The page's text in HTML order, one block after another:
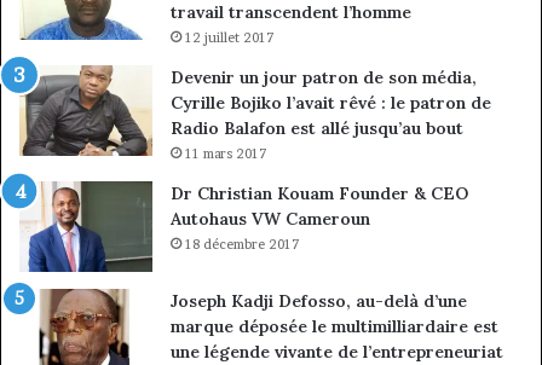
travail transcendent l’homme
12 juillet 2017
Devenir un jour patron de son média,
Cyrille Bojiko l’avait rêvé : le patron de
Radio Balafon est allé jusqu’au bout
11 mars 2017
Dr Christian Kouam Founder & CEO
Autohaus VW Cameroun
18 décembre 2017
Joseph Kadji Defosso, au-delà d’une
marque déposée le multimilliardaire est
une légende vivante de l’entrepreneuriat